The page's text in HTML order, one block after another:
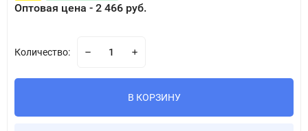
Оптовая цена - 2 466 руб.
Количество:
В КОРЗИНУ